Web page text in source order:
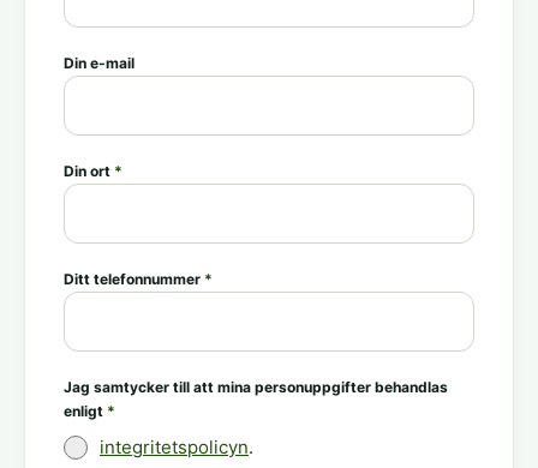
Din e-mail
Din ort *
Ditt telefonnummer *
Jag samtycker till att mina personuppgifter behandlas
enligt *
integritetspolicyn.